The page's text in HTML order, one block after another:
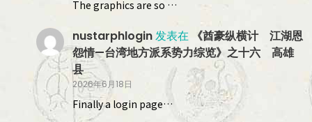
The graphics are so …
nustarphlogin发表在 《酋豪纵横计 江湖恩
怨情—台湾地方派系势力综览》之十六 高雄
县
2026年6月18日
Finally a login page…